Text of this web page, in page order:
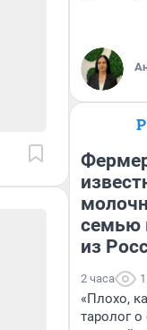
семью
из
2 часа
«Плохо,
таролог о